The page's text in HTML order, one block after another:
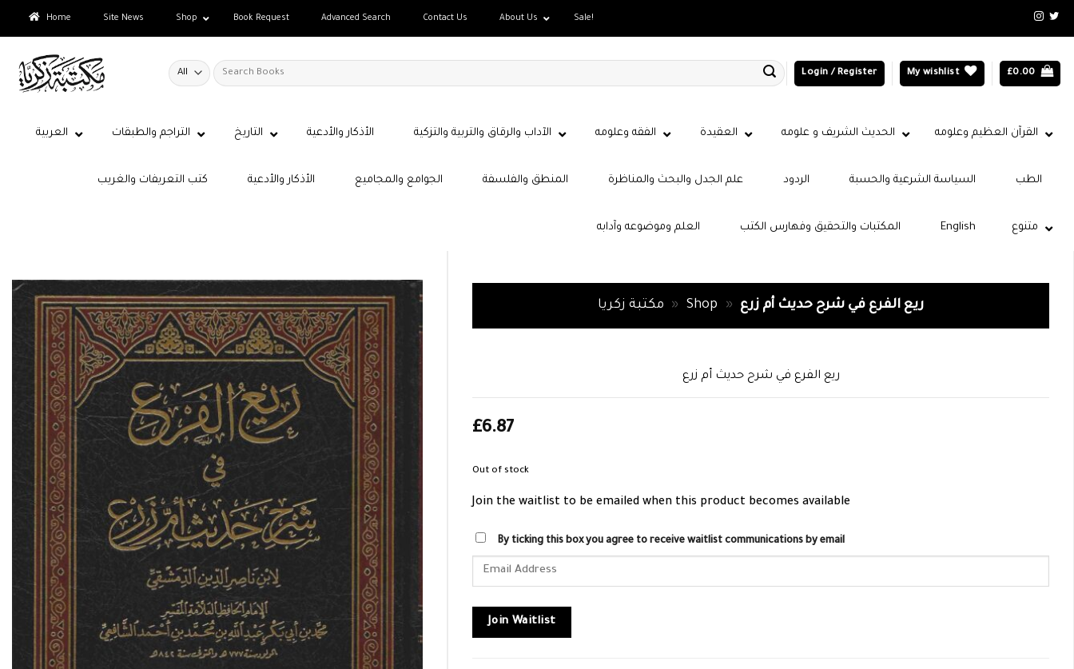
Home Site News Shop Book Request Advanced Search Contact Us About Us Sale!
Search
for:
Login / Register My wishlist £0.00
القرآن العظيم وعلومه الحديث الشريف و علومه العقيدة الفقه وعلومه الآداب والرقاق والتربية والتزكية الأذكار والأدعية التاريخ التراجم والطبقات العربية
كتب التعريفات والغريب الأذكار والأدعية الجوامع والمجاميع المنطق والفلسفة علم الجدل والبحث والمناظرة الردود السياسة الشرعية والحسبة الطب
العلم وموضوعه وآدابه المكتبات والتحقيق وفهارس الكتب متنوع English
مكتبة زكريا » Shop » ريع الفرع في شرح حديث أم زرع
ريع الفرع في شرح حديث أم زرع
£6.87
Out of stock
Join the waitlist to be emailed when this product becomes available
By ticking this box you agree to receive waitlist communications by email
Enter
address
to
Join Waitlist